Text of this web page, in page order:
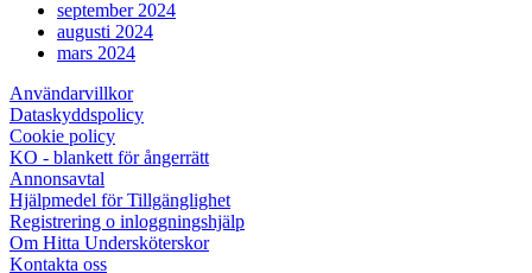
september 2024
augusti 2024
mars 2024
Användarvillkor
Dataskyddspolicy
Cookie policy
KO - blankett för ångerrätt
Annonsavtal
Hjälpmedel för Tillgänglighet
Registrering o inloggningshjälp
Om Hitta Undersköterskor
Kontakta oss